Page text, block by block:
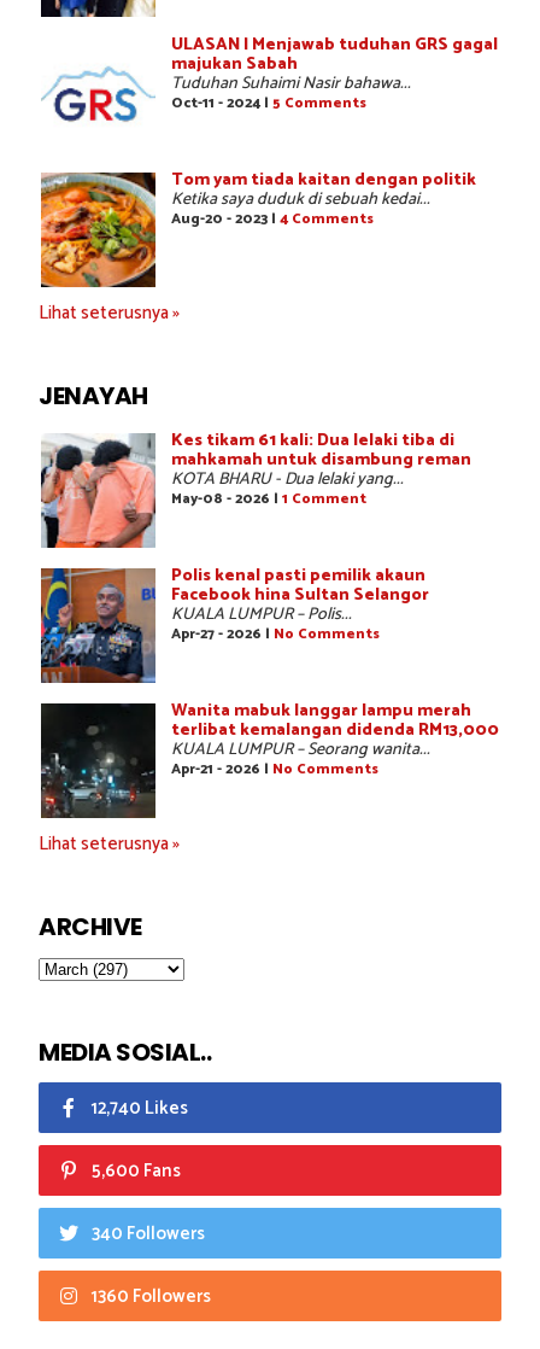
ULASAN | Menjawab tuduhan GRS gagal
majukan Sabah
Tuduhan Suhaimi Nasir bahawa...
Oct-11 - 2024 | 5 Comments
Tom yam tiada kaitan dengan politik
Ketika saya duduk di sebuah kedai...
Aug-20 - 2023 | 4 Comments
Lihat seterusnya »
JENAYAH
Kes tikam 61 kali: Dua lelaki tiba di
mahkamah untuk disambung reman
KOTA BHARU - Dua lelaki yang...
May-08 - 2026 | 1 Comment
Polis kenal pasti pemilik akaun
Facebook hina Sultan Selangor
KUALA LUMPUR – Polis...
Apr-27 - 2026 | No Comments
Wanita mabuk langgar lampu merah
terlibat kemalangan didenda RM13,000
KUALA LUMPUR – Seorang wanita...
Apr-21 - 2026 | No Comments
Lihat seterusnya »
ARCHIVE
MEDIA SOSIAL..
12,740 Likes
5,600 Fans
340 Followers
1360 Followers